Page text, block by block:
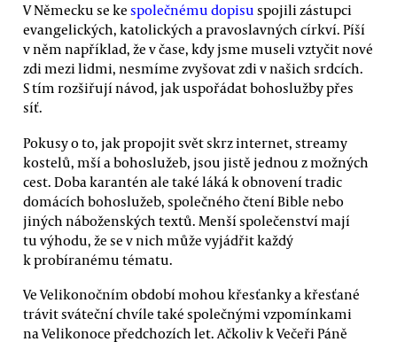
V Německu se ke společnému dopisu spojili zástupci
evangelických, katolických a pravoslavných církví. Píší
v něm například, že v čase, kdy jsme museli vztyčit nové
zdi mezi lidmi, nesmíme zvyšovat zdi v našich srdcích.
S tím rozšiřují návod, jak uspořádat bohoslužby přes
síť.
Pokusy o to, jak propojit svět skrz internet, streamy
kostelů, mší a bohoslužeb, jsou jistě jednou z možných
cest. Doba karantén ale také láká k obnovení tradic
domácích bohoslužeb, společného čtení Bible nebo
jiných náboženských textů. Menší společenství mají
tu výhodu, že se v nich může vyjádřit každý
k probíranému tématu.
Ve Velikonočním období mohou křesťanky a křesťané
trávit sváteční chvíle také společnými vzpomínkami
na Velikonoce předchozích let. Ačkoliv k Večeři Páně